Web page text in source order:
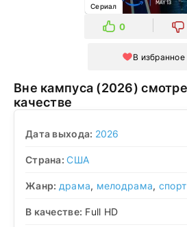
Сериал
0
В избранное
Вне кампуса (2026) смотреть в хорошем
качестве
Дата выхода: 2026
Страна:США
Жанр: драма, мелодрама, спорт
В качестве: Full HD